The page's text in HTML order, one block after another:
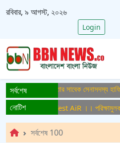
রবিবার, ৯ আগস্ট, ২০২৬
Login
সর্বশেষফের গ্রেপ্তার সাবেক সেনাসদস্য হাফিজুর
নোটিশ
সম্প্রচার ।। Test AiR ।। পরিক্ষামুলক
সর্বশেষ 100